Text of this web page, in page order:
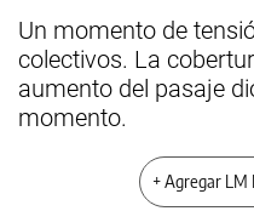
Un momento de
colectivos. La
aumento del pasaje
momento.
+ Agregar LM